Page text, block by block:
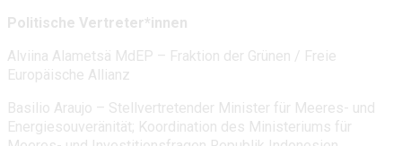
Politische Vertreter*innen
Alviina Alametsä MdEP – Fraktion der Grünen / Freie
Europäische Allianz
Basilio Araujo – Stellvertretender Minister für Meeres- und
Energiesouveränität; Koordination des Ministeriums für